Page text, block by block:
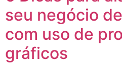
seu negócio
com uso de
gráficos